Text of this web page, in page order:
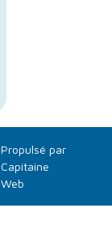
Propulsé par
Capitaine
Web